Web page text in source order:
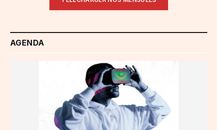
AGENDA